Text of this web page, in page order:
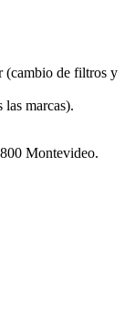
(cambio de filtros y
marcas).
Montevideo.